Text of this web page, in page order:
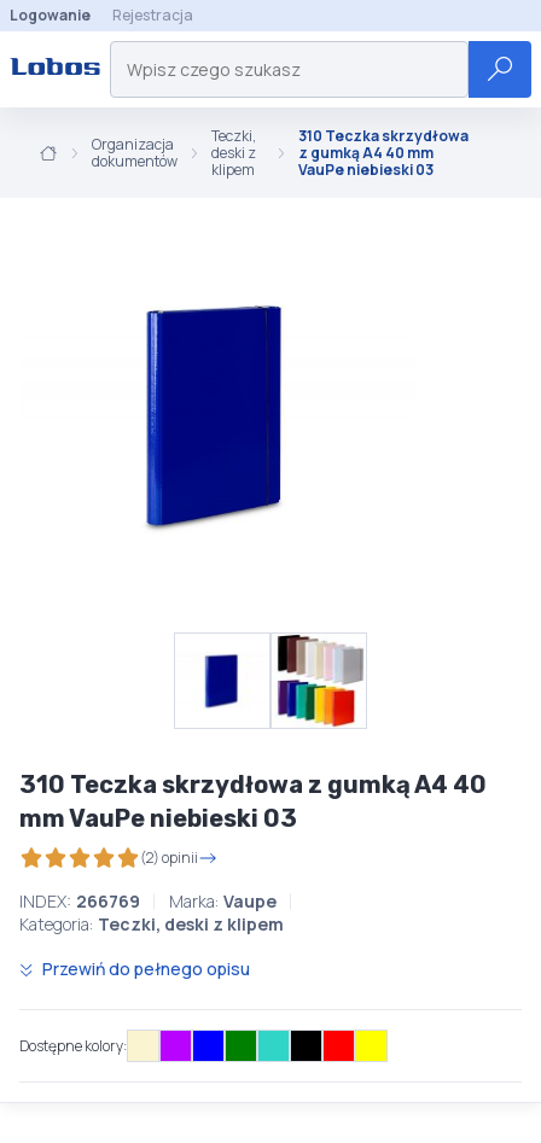
Logowanie Rejestracja
Organizacja
dokumentów
Teczki,
deski z
klipem
310 Teczka skrzydłowa
z gumką A4 40 mm
VauPe niebieski 03
310 Teczka skrzydłowa z gumką A4 40
mm VauPe niebieski 03
(2) opinii
INDEX: 266769 Marka: Vaupe
Kategoria: Teczki, deski z klipem
Przewiń do pełnego opisu
Dostępne kolory: